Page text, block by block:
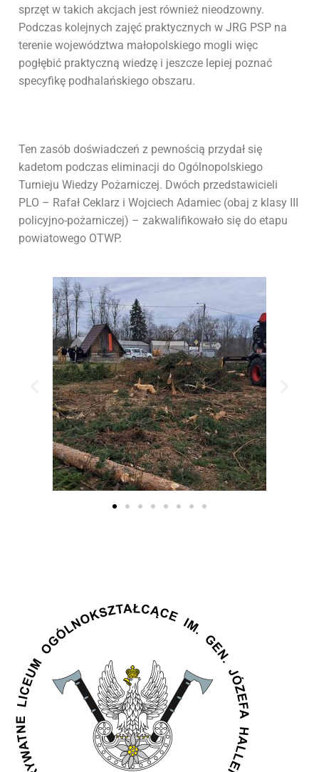
sprzęt w takich akcjach jest również nieodzowny.
Podczas kolejnych zajęć praktycznych w JRG PSP na
terenie województwa małopolskiego mogli więc
pogłębić praktyczną wiedzę i jeszcze lepiej poznać
specyfikę podhalańskiego obszaru.
Ten zasób doświadczeń z pewnością przydał się
kadetom podczas eliminacji do Ogólnopolskiego
Turnieju Wiedzy Pożarniczej. Dwóch przedstawicieli
PLO – Rafał Ceklarz i Wojciech Adamiec (obaj z klasy III
policyjno-pożarniczej) – zakwalifikowało się do etapu
powiatowego OTWP.